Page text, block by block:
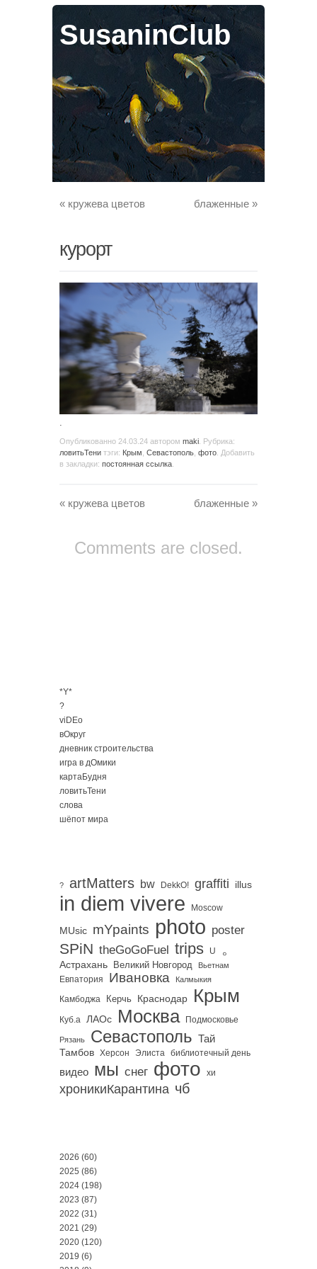
SusaninClub
« кружева цветов блаженные »
курорт
.
Опубликованно 24.03.24 автором maki . Рубрика:
ловитьТени тэги: Крым Севастополь фото . Добавить
в закладки: постоянная ссылка
« кружева цветов блаженные »
Comments are closed.
*Y*
?
viDEo
вОкруг
дневник строительства
игра в дОмики
картаБудня
ловитьТени
слова
шёпот мира
? artMatters bw DekkO! graffiti illus
in diem vivere Moscow
MUsic mYpaints photo poster
SPiN theGoGoFuel trips U 。
Астрахань Великий Новгород Вьетнам
Евпатория Ивановка Калмыкия
Камбоджа Керчь Краснодар Крым
Куб.а ЛАОс Москва Подмосковье
Рязань Севастополь Тай
Тамбов Херсон Элиста библиотечный день
видео мы снег фото хи
хроникиКарантина чб
2026 (60)
2025 (86)
2024 (198)
2023 (87)
2022 (31)
2021 (29)
2020 (120)
2019 (6)